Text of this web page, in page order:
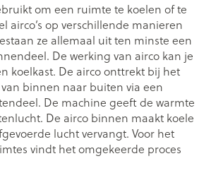
om een ruimte te koelen of te
airco’s op verschillende manieren
ze allemaal uit ten minste een
De werking van airco kan je
koelkast. De airco onttrekt bij het
binnen naar buiten via een
De machine geeft de warmte
De airco binnen maakt koele
lucht vervangt. Voor het
vindt het omgekeerde proces